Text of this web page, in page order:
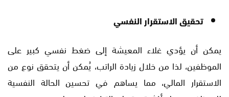
تحقيق الاستقرار النفسي
يمكن أن يؤدي غلاء المعيشة إلى ضغط نفسي كبير على
الموظفين، لذا من خلال زيادة الراتب، يُمكن أن يتحقق نوع من
الاستقرار المالي، مما يساهم في تحسين الحالة النفسية